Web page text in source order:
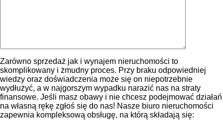
Zarówno sprzedaż jak i wynajem nieruchomości to
skomplikowany i żmudny proces. Przy braku odpowiedniej
wiedzy oraz doświadczenia może się on niepotrzebnie
wydłużyć, a w najgorszym wypadku narazić nas na straty
finansowe. Jeśli masz obawy i nie chcesz podejmować działań
na własną rękę zgłoś się do nas! Nasze biuro nieruchomości
zapewnia kompleksową obsługę, na którą składają się: